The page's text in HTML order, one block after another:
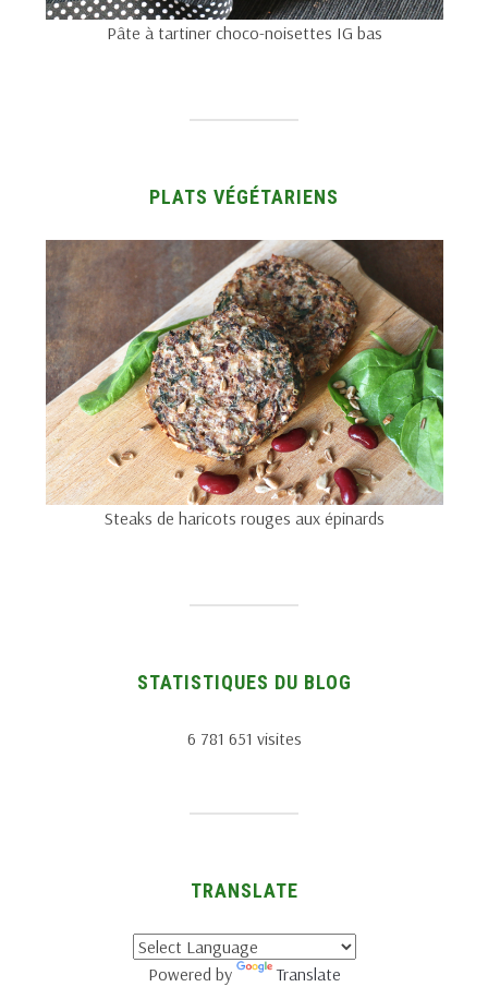
Pâte à tartiner choco-noisettes IG bas
PLATS VÉGÉTARIENS
Steaks de haricots rouges aux épinards
STATISTIQUES DU BLOG
6 781 651 visites
TRANSLATE
Powered by Translate